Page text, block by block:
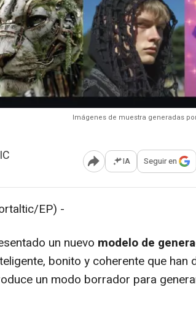
Imágenes de muestra generadas
Abrir opciones para
IA Seguir en
EP) -
un nuevo modelo de
bonito y coherente que han
un modo borrador para